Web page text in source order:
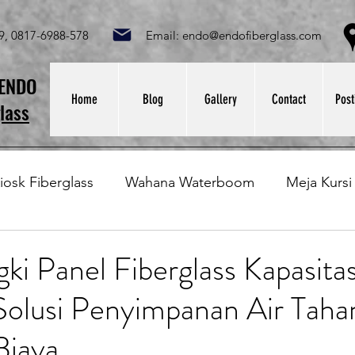
0817-6988-578 Email: endo@endofiberglass.com
Home Blog Gallery Contact
Fiberglass Wahana Waterboom Meja
Sampah Fiberglass Lining Fiberglass Ilmu
Panel Fiberglass
Penyimpanan Air